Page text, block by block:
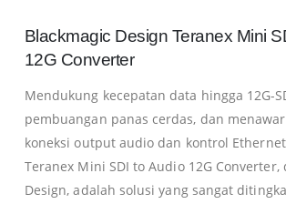
Blackmagic Design Teranex Mini
12G Converter
Mendukung kecepatan data hingga 12G-
pembuangan panas cerdas, dan
koneksi output audio dan kontrol
Teranex Mini SDI to Audio 12G Converter,
Design, adalah solusi yang sangat